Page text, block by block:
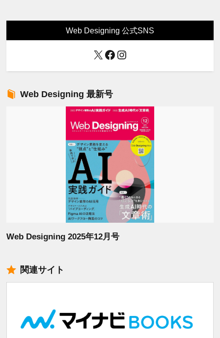
Web Designing 公式SNS
X Facebook
Instagram
Web Designing 最新号
Web Designing 2025年12月号
関連サイト